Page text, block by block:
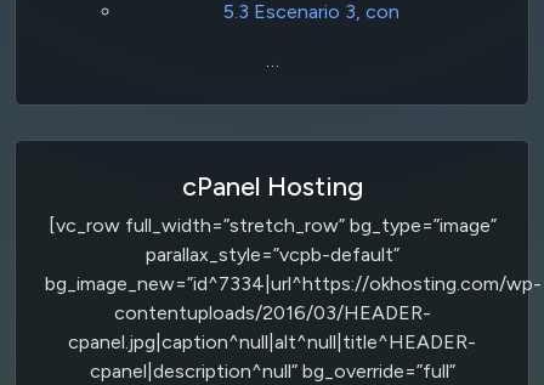
5.3 Escenario 3, con
…
cPanel Hosting
[vc_row full_width=”stretch_row” bg_type=”image”
parallax_style=”vcpb-default”
bg_image_new=”id^7334|url^https://okhosting.com/wp-
contentuploads/2016/03/HEADER-
cpanel.jpg|caption^null|alt^null|title^HEADER-
cpanel|description^null” bg_override=”full”